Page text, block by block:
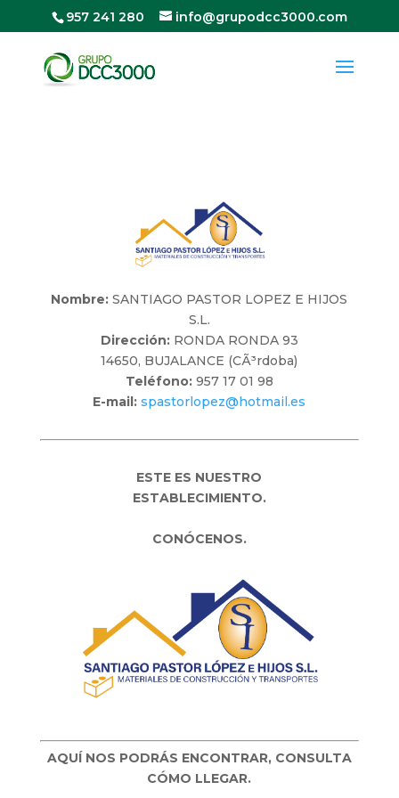
957 241 280 info@grupodcc3000.com
Nombre: SANTIAGO PASTOR LOPEZ E HIJOS
S.L.
Dirección: RONDA RONDA 93
14650, BUJALANCE (CÃ³rdoba)
Teléfono: 957 17 01 98
E-mail:spastorlopez@hotmail.es
ESTE ES NUESTRO
ESTABLECIMIENTO.
CONÓCENOS.
AQUÍ NOS PODRÁS ENCONTRAR, CONSULTA
CÓMO LLEGAR.